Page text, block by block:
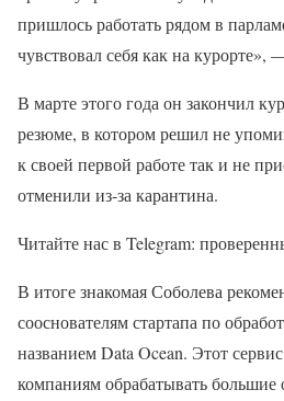
пришлось работать рядом в
чувствовал себя как на курорте»,
В марте этого года он закончил
резюме, в котором решил не
к своей первой работе так и не
отменили из-за карантина.
Читайте нас в Telegram:
В итоге знакомая Соболева
сооснователям стартапа по
названием Data Ocean. Этот
компаниям обрабатывать